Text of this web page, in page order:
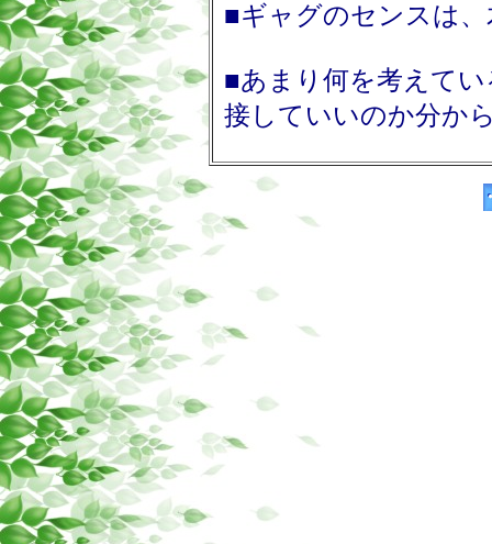
■ギャグのセンスは
■あまり何を考えて
接していいのか分か